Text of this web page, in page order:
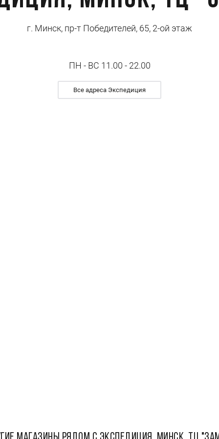
г. Минск, пр-т Победителей, 65, 2-ой этаж
ПН - ВС 11.00 - 22.00
Все адреса Экспедиция